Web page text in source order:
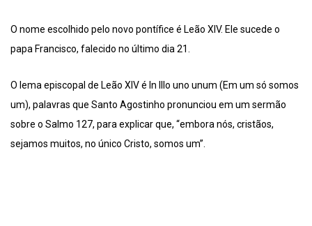
O nome escolhido pelo novo pontífice é Leão XIV. Ele sucede o
papa Francisco, falecido no último dia 21.
O lema episcopal de Leão XIV é In Illo uno unum (Em um só somos
um), palavras que Santo Agostinho pronunciou em um sermão
sobre o Salmo 127, para explicar que, “embora nós, cristãos,
sejamos muitos, no único Cristo, somos um”.